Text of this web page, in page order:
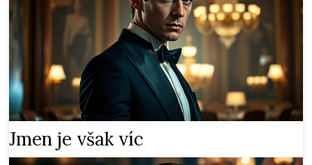
Jmen je však víc